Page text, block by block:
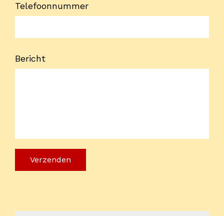
Telefoonnummer
Bericht
Verzenden